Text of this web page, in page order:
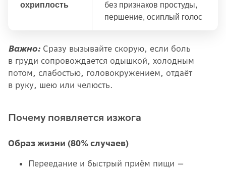
охриплость
без признаков простуды,
першение, осиплый голос
Важно: Сразу вызывайте скорую, если боль
в груди сопровождается одышкой, холодным
потом, слабостью, головокружением, отдаёт
в руку, шею или челюсть.
Почему появляется изжога
Образ жизни (80% случаев)
Переедание и быстрый приём пищи —